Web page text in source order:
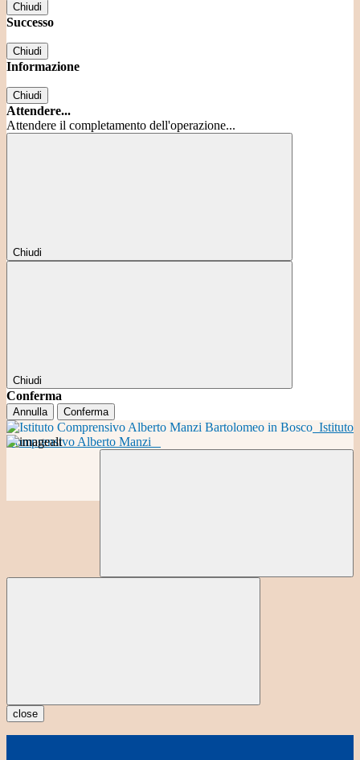
Chiudi
Successo
Chiudi
Informazione
Chiudi
Attendere...
Attendere il completamento dell'operazione...
Chiudi
Chiudi
Conferma
Annulla Conferma
Istituto
Comprensivo Alberto Manzi
close